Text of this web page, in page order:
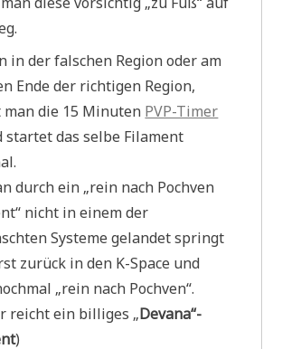
in der falschen Region oder am
Ende der richtigen Region,
die 15 Minuten PVP-Timer
startet das selbe Filament
durch ein „rein nach Pochven
nicht in einem der
Systeme gelandet springt
zurück in den K-Space und
„rein nach Pochven“.
reicht ein billiges „Devana“-
)